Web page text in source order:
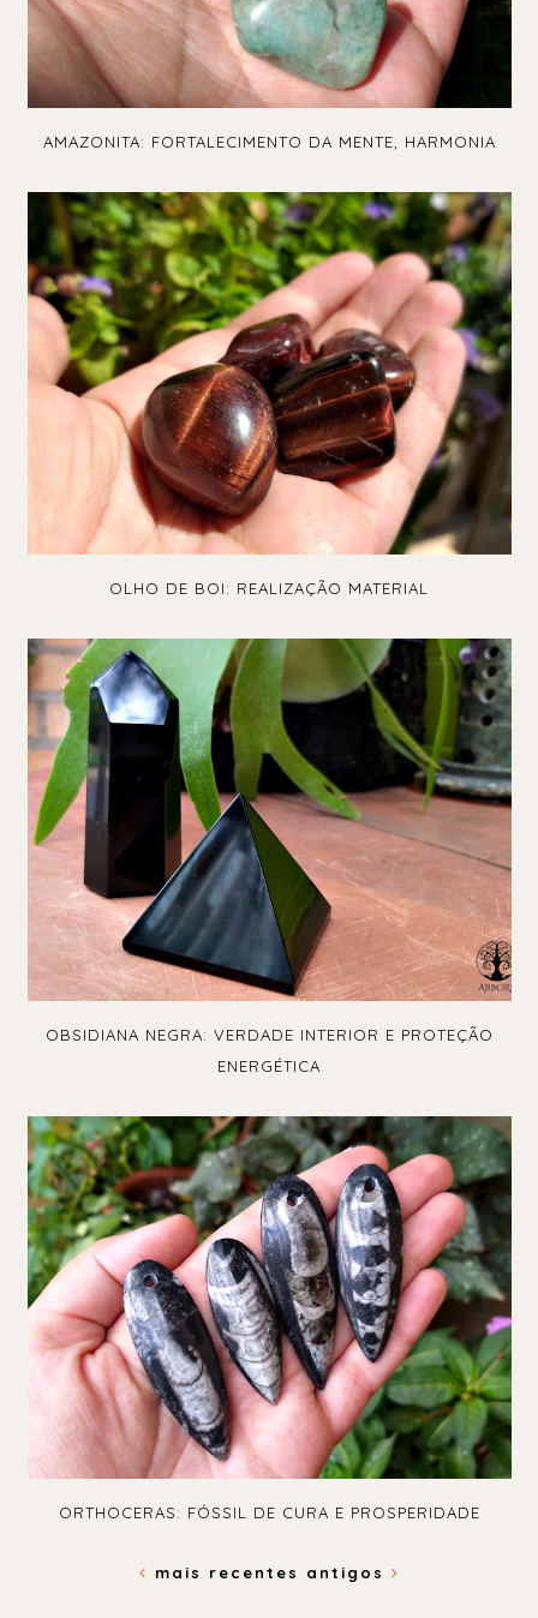
AMAZONITA: FORTALECIMENTO DA MENTE, HARMONIA
OLHO DE BOI: REALIZAÇÃO MATERIAL
OBSIDIANA NEGRA: VERDADE INTERIOR E PROTEÇÃO
ENERGÉTICA
ORTHOCERAS: FÓSSIL DE CURA E PROSPERIDADE
mais recentes antigos